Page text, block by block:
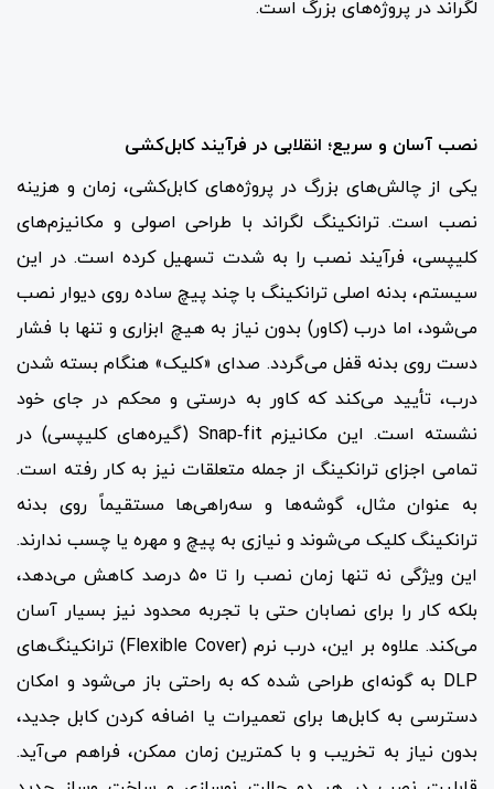
لگراند در پروژه‌های بزرگ است.
نصب آسان و سریع؛ انقلابی در فرآیند کابل‌کشی
یکی از چالش‌های بزرگ در پروژه‌های کابل‌کشی، زمان و هزینه
نصب است. ترانکینگ لگراند با طراحی اصولی و مکانیزم‌های
کلیپسی، فرآیند نصب را به شدت تسهیل کرده است. در این
سیستم، بدنه اصلی ترانکینگ با چند پیچ ساده روی دیوار نصب
می‌شود، اما درب (کاور) بدون نیاز به هیچ ابزاری و تنها با فشار
دست روی بدنه قفل می‌گردد. صدای «کلیک» هنگام بسته شدن
درب، تأیید می‌کند که کاور به درستی و محکم در جای خود
نشسته است. این مکانیزم Snap‑fit (گیره‌های کلیپسی) در
تمامی اجزای ترانکینگ از جمله متعلقات نیز به کار رفته است.
به عنوان مثال، گوشه‌ها و سه‌راهی‌ها مستقیماً روی بدنه
ترانکینگ کلیک می‌شوند و نیازی به پیچ و مهره یا چسب ندارند.
این ویژگی نه تنها زمان نصب را تا ۵۰ درصد کاهش می‌دهد،
بلکه کار را برای نصابان حتی با تجربه محدود نیز بسیار آسان
می‌کند. علاوه بر این، درب نرم (Flexible Cover) ترانکینگ‌های
DLP به گونه‌ای طراحی شده که به راحتی باز می‌شود و امکان
دسترسی به کابل‌ها برای تعمیرات یا اضافه کردن کابل جدید،
بدون نیاز به تخریب و با کمترین زمان ممکن، فراهم می‌آید.